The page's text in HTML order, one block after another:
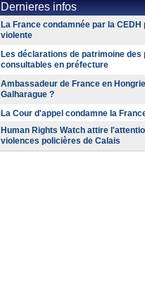
Dernieres infos
La France condamnée par la
violente
Les déclarations de patrimoine des
consultables en préfecture
Ambassadeur de France en
Galharague ?
La Cour d'appel condamne la
Human Rights Watch attire
violences policières de Calais